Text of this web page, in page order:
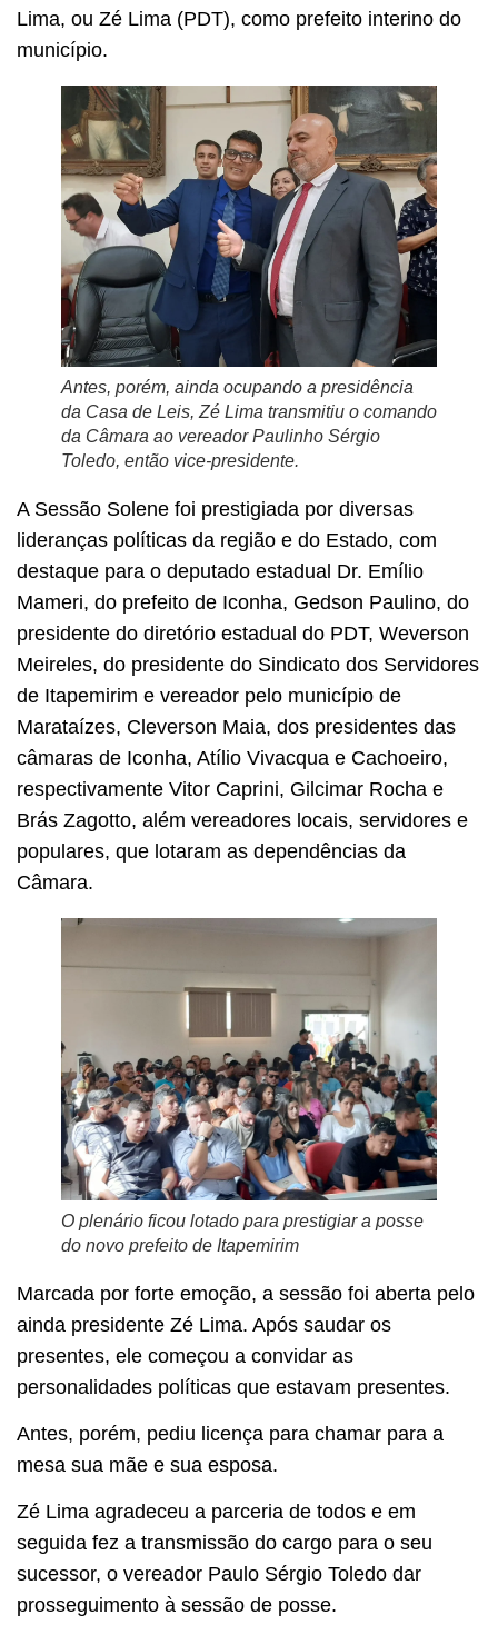
Lima, ou Zé Lima (PDT), como prefeito interino do
município.
Antes, porém, ainda ocupando a presidência
da Casa de Leis, Zé Lima transmitiu o comando
da Câmara ao vereador Paulinho Sérgio
Toledo, então vice-presidente.
A Sessão Solene foi prestigiada por diversas
lideranças políticas da região e do Estado, com
destaque para o deputado estadual Dr. Emílio
Mameri, do prefeito de Iconha, Gedson Paulino, do
presidente do diretório estadual do PDT, Weverson
Meireles, do presidente do Sindicato dos Servidores
de Itapemirim e vereador pelo município de
Marataízes, Cleverson Maia, dos presidentes das
câmaras de Iconha, Atílio Vivacqua e Cachoeiro,
respectivamente Vitor Caprini, Gilcimar Rocha e
Brás Zagotto, além vereadores locais, servidores e
populares, que lotaram as dependências da
Câmara.
O plenário ficou lotado para prestigiar a posse
do novo prefeito de Itapemirim
Marcada por forte emoção, a sessão foi aberta pelo
ainda presidente Zé Lima. Após saudar os
presentes, ele começou a convidar as
personalidades políticas que estavam presentes.
Antes, porém, pediu licença para chamar para a
mesa sua mãe e sua esposa.
Zé Lima agradeceu a parceria de todos e em
seguida fez a transmissão do cargo para o seu
sucessor, o vereador Paulo Sérgio Toledo dar
prosseguimento à sessão de posse.